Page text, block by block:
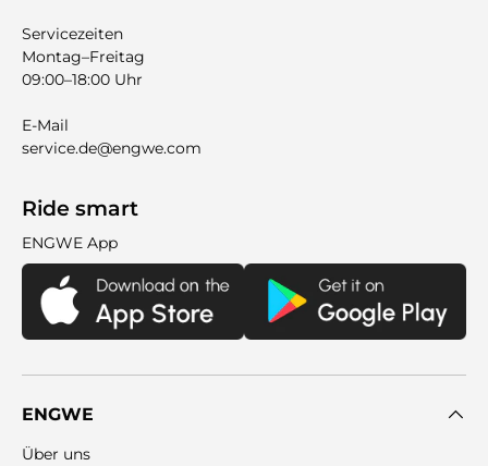
Servicezeiten
Montag–Freitag
09:00–18:00 Uhr
E-Mail
service.de@engwe.com
Ride smart
ENGWE App
ENGWE
Über uns